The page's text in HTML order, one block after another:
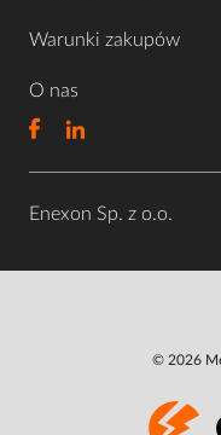
Warunki zakupów
O nas
Enexon Sp. z o.o.
© 2026